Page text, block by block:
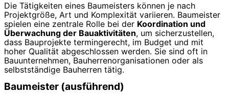
Die Tätigkeiten eines Baumeisters können je nach
Projektgröße, Art und Komplexität variieren. Baumeister
spielen eine zentrale Rolle bei der Koordination und
Überwachung der Bauaktivitäten, um sicherzustellen,
dass Bauprojekte termingerecht, im Budget und mit
hoher Qualität abgeschlossen werden. Sie sind oft in
Bauunternehmen, Bauherrenorganisationen oder als
selbstständige Bauherren tätig.
Baumeister (ausführend)